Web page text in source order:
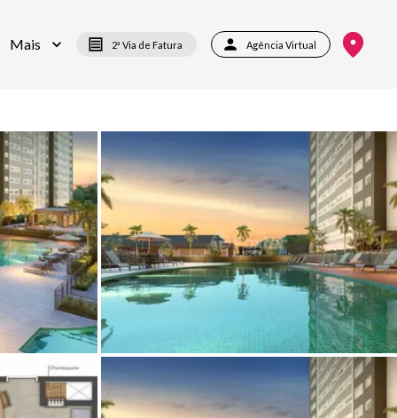
Mais 2ª Via de Fatura Agência Virtual